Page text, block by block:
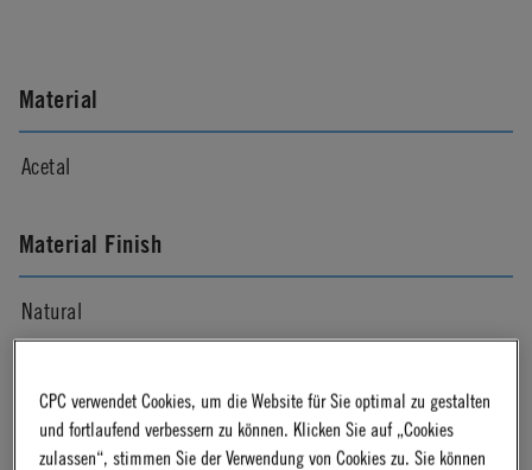
Material
Acetal
Material Finish
Natural
Pressure Range
Vacuum to 120 psi, 8.3 bar
CPC verwendet Cookies, um die Website für Sie optimal zu gestalten
und fortlaufend verbessern zu können. Klicken Sie auf „Cookies
zulassen“, stimmen Sie der Verwendung von Cookies zu. Sie können